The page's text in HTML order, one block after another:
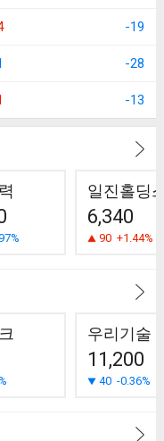
-19
-28
-13
일진홀딩스
6,340
90 +1.44%
우리기술
11,200
40 -0.36%